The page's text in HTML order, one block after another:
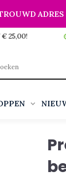
ADRES